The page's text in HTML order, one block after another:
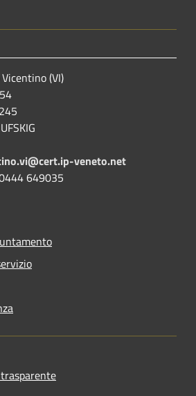
(VI)
veneto.net
649035